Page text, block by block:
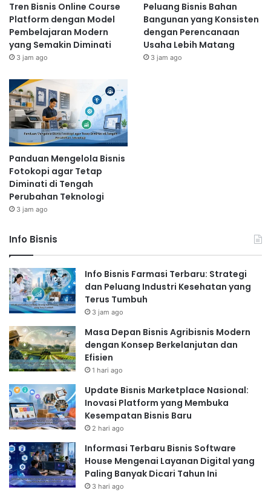
Tren Bisnis Online Course
Platform dengan Model
Pembelajaran Modern
yang Semakin Diminati
3 jam ago
Peluang Bisnis Bahan
Bangunan yang Konsisten
dengan Perencanaan
Usaha Lebih Matang
3 jam ago
Panduan Mengelola Bisnis
Fotokopi agar Tetap
Diminati di Tengah
Perubahan Teknologi
3 jam ago
Info Bisnis
Info Bisnis Farmasi Terbaru: Strategi
dan Peluang Industri Kesehatan yang
Terus Tumbuh
3 jam ago
Masa Depan Bisnis Agribisnis Modern
dengan Konsep Berkelanjutan dan
Efisien
1 hari ago
Update Bisnis Marketplace Nasional:
Inovasi Platform yang Membuka
Kesempatan Bisnis Baru
2 hari ago
Informasi Terbaru Bisnis Software
House Mengenai Layanan Digital yang
Paling Banyak Dicari Tahun Ini
3 hari ago